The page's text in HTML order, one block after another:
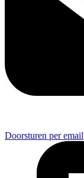
Doorsturen per email